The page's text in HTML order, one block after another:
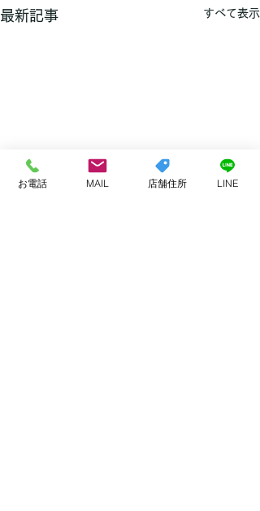
最新記事 すべて表示
お電話 MAIL 店舗住所 LINE